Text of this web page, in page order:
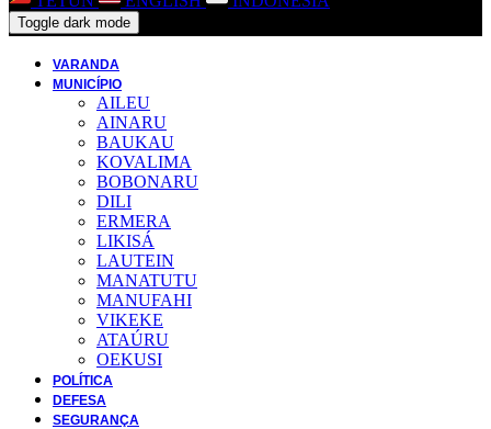
Toggle dark mode
VARANDA
MUNICÍPIO
AILEU
AINARU
BAUKAU
KOVALIMA
BOBONARU
DILI
ERMERA
LIKISÁ
LAUTEIN
MANATUTU
MANUFAHI
VIKEKE
ATAÚRU
OEKUSI
POLÍTICA
DEFESA
SEGURANÇA